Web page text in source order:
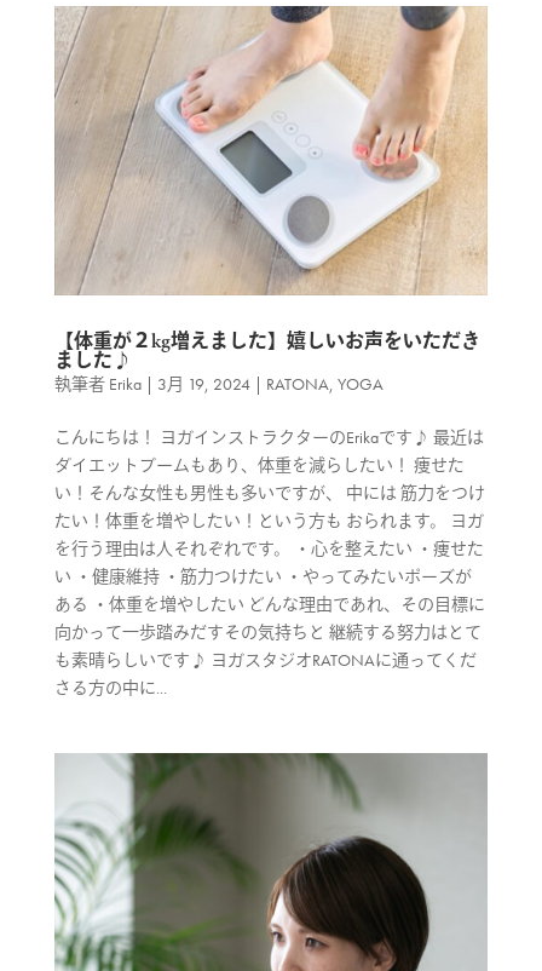
【体重が２kg増えました】嬉しいお声をいただき
ました♪
執筆者 Erika| 3月 19, 2024| RATONA, YOGA
こんにちは！ ヨガインストラクターのErikaです♪ 最近は
ダイエットブームもあり、体重を減らしたい！ 痩せた
い！そんな女性も男性も多いですが、 中には 筋力をつけ
たい！体重を増やしたい！という方も おられます。 ヨガ
を行う理由は人それぞれです。 ・心を整えたい ・痩せた
い ・健康維持 ・筋力つけたい ・やってみたいポーズが
ある ・体重を増やしたい どんな理由であれ、その目標に
向かって一歩踏みだすその気持ちと 継続する努力はとて
も素晴らしいです♪ ヨガスタジオRATONAに通ってくだ
さる方の中に...